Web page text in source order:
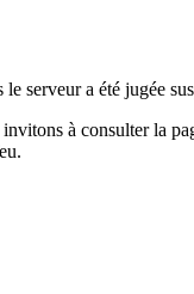
serveur a été jugée
à consulter la